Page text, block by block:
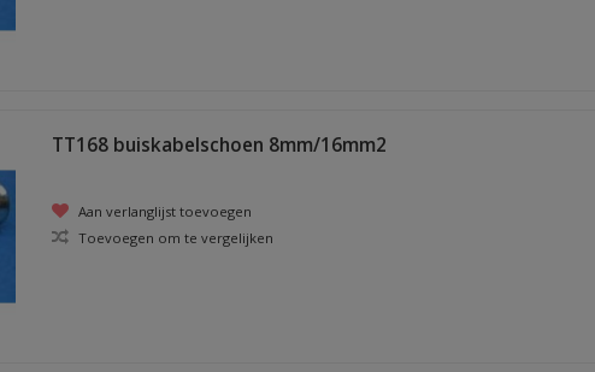
TT168 buiskabelschoen 8mm/16mm2
Aan verlanglijst toevoegen
Toevoegen om te vergelijken